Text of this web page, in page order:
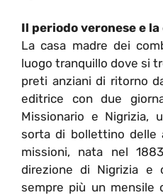
Il periodo veronese e
La casa madre dei
luogo tranquillo dove si
preti anziani di ritorno
editrice con due
Missionario e Nigrizia,
sorta di bollettino delle
missioni, nata nel
direzione di Nigrizia e
sempre più un mensile